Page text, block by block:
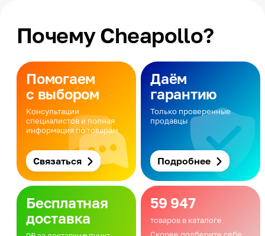
Почему Cheapollo?
Помогаем
с выбором
Консультации
специалистов и полная
информация по товарам
Связаться
Даём
гарантию
Только проверенные
продавцы
Подробнее
Бесплатная
доставка
59 947
товаров в каталоге